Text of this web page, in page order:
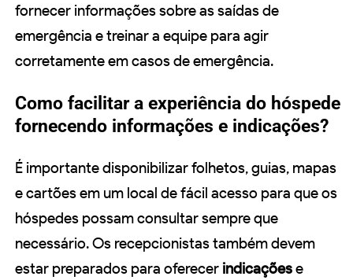
fornecer informações sobre as saídas de
emergência e treinar a equipe para agir
corretamente em casos de emergência.
Como facilitar a experiência do hóspede
fornecendo informações e indicações?
É importante disponibilizar folhetos, guias, mapas
e cartões em um local de fácil acesso para que os
hóspedes possam consultar sempre que
necessário. Os recepcionistas também devem
estar preparados para oferecer indicaçõese